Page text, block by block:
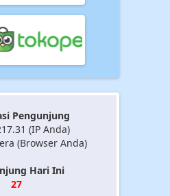
Pengunjung
(IP Anda)
(Browser Anda)
Hari Ini
27